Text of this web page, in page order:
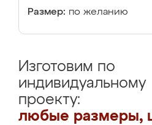
Размер: по желанию
Изготовим по
индивидуальному
проекту:
любые размеры,